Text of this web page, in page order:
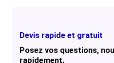
Devis rapide et gratuit
Posez vos questions,
rapidement.